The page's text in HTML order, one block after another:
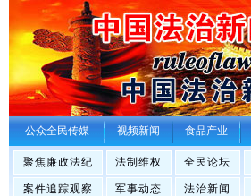
公众全民传媒 视频新闻 食品产业
聚焦廉政法纪 法制维权 全民论坛
案件追踪观察 军事动态 法治新闻